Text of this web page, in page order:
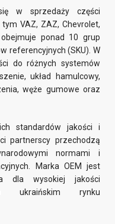
w sprzedaży części
VAZ, ZAZ, Chevrolet,
ponad 10 grup
referencyjnych (SKU). W
do różnych systemów
układ hamulcowy,
węże gumowe oraz
standardów jakości i
partnerscy przechodzą
normami i
Marka OEM jest
dla wysokiej jakości
ukraińskim rynku